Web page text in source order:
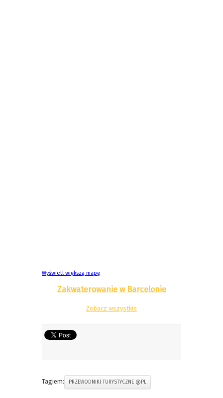
Wyświetl większą mapę
Zakwaterowanie w Barcelonie
Zobacz wszystkie
Tagiem: PRZEWODNIKI TURYSTYCZNE @PL